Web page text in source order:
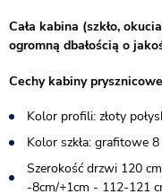
Cała kabina (szkło,
ogromną dbałością o
Cechy kabiny
Kolor profili: złoty
Kolor szkła: grafitowe
Szerokość drzwi 120
-8cm/+1cm - 112-121